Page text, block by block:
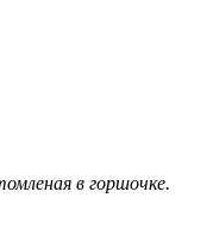
в горшочке.